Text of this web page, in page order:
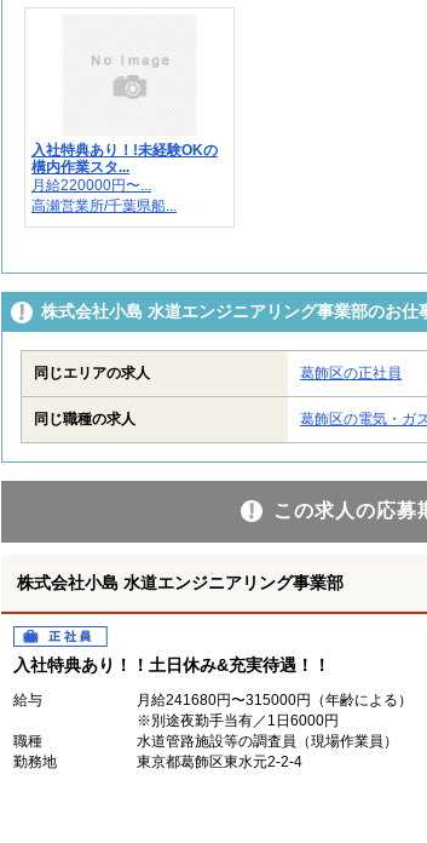
入社特典あり！!未経験OKの
構内作業スタ...
月給220000円〜...
高瀬営業所/千葉県船...
株式会社小島 水道エンジニアリング事業部のお仕
同じエリアの求人 葛飾区の正社員
同じ職種の求人 葛飾区の電気・ガ
この求人の応募
株式会社小島 水道エンジニアリング事業部
正社員
入社特典あり！！土日休み&充実待遇！！
給与
月給241680円〜315000円（年齢による）
※別途夜勤手当有／1日6000円
職種
水道管路施設等の調査員（現場作業員）
勤務地
東京都葛飾区東水元2-2-4